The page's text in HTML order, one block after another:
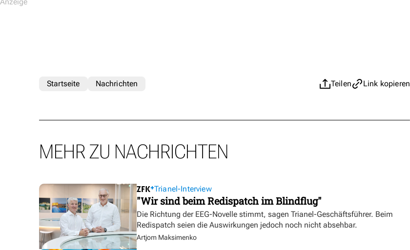
Teilen Link kopieren
Startseite Nachrichten
MEHR ZU NACHRICHTEN
Trianel-Interview
"Wir sind beim Redispatch im Blindflug"
Die Richtung der EEG-Novelle stimmt, sagen Trianel-Geschäftsführer. Beim
Redispatch seien die Auswirkungen jedoch noch nicht absehbar.
Artjom Maksimenko